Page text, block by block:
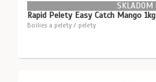
SKLADOM
Rapid Pelety Easy Catch Mango 1kg
Boilies a pelety / pelety